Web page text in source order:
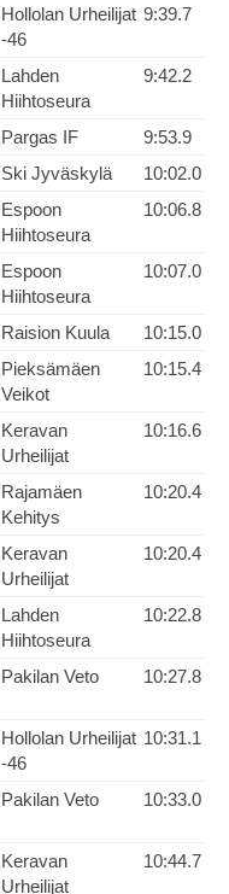
Hollolan Urheilijat
-46
9:39.7
Lahden
Hiihtoseura
9:42.2
Pargas IF
9:53.9
Ski Jyväskylä
10:02.0
Espoon
Hiihtoseura
10:06.8
Espoon
Hiihtoseura
10:07.0
Raision Kuula
10:15.0
Pieksämäen
Veikot
10:15.4
Keravan
Urheilijat
10:16.6
Rajamäen
Kehitys
10:20.4
Keravan
Urheilijat
10:20.4
Lahden
Hiihtoseura
10:22.8
Pakilan Veto 10:27.8
Hollolan Urheilijat
-46
10:31.1
Pakilan Veto 10:33.0
Keravan
Urheilijat
10:44.7